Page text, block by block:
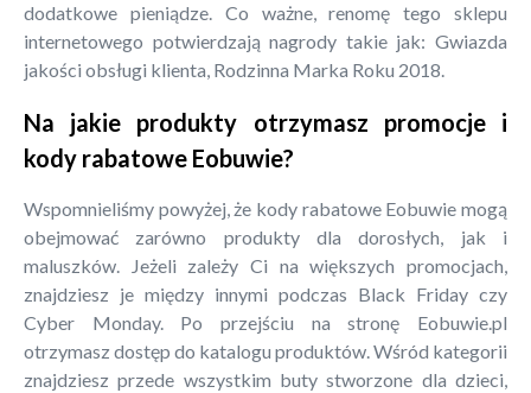
dodatkowe pieniądze. Co ważne, renomę tego sklepu
internetowego potwierdzają nagrody takie jak: Gwiazda
jakości obsługi klienta, Rodzinna Marka Roku 2018.
Na jakie produkty otrzymasz promocje i
kody rabatowe Eobuwie?
Wspomnieliśmy powyżej, że kody rabatowe Eobuwie mogą
obejmować zarówno produkty dla dorosłych, jak i
maluszków. Jeżeli zależy Ci na większych promocjach,
znajdziesz je między innymi podczas Black Friday czy
Cyber Monday. Po przejściu na stronę Eobuwie.pl
otrzymasz dostęp do katalogu produktów. Wśród kategorii
znajdziesz przede wszystkim buty stworzone dla dzieci,